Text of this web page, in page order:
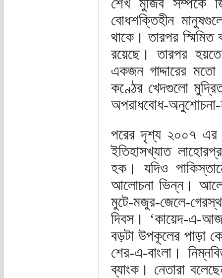
শেখ মুজিব সম্পর্কে
বোধশক্তিহীন
থাকে। তারপর
রয়েছে। তারপর
একজন গাদ্দারের
কণ্ঠের খেদগুলো
অপরাধবোধ-অনুশোচনা-
পরের দৃশ্য ২০০৭
ইতিহাসখ্যাত
হক। যদিও
আলোচনা ভিন্ন।
মুটে-মজুর-জেলে-
দিবস। ‘কায়েদ-এ-
বড়টা উপকূলের পাড়া
শের-এ-বাংলা।
ব্যাংক। নেতারা